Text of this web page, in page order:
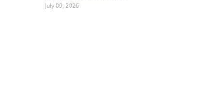
July 09, 2026